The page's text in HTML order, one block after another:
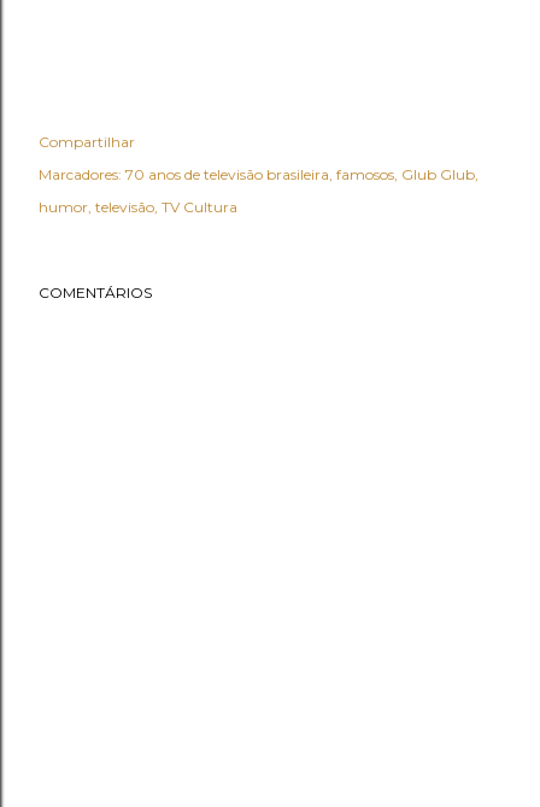
Compartilhar
Marcadores: 70 anos de televisão brasileira famosos Glub Glub
humor televisão TV Cultura
COMENTÁRIOS